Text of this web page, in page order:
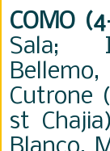
COMO
Sala;
Bellemo,
Cutrone
st